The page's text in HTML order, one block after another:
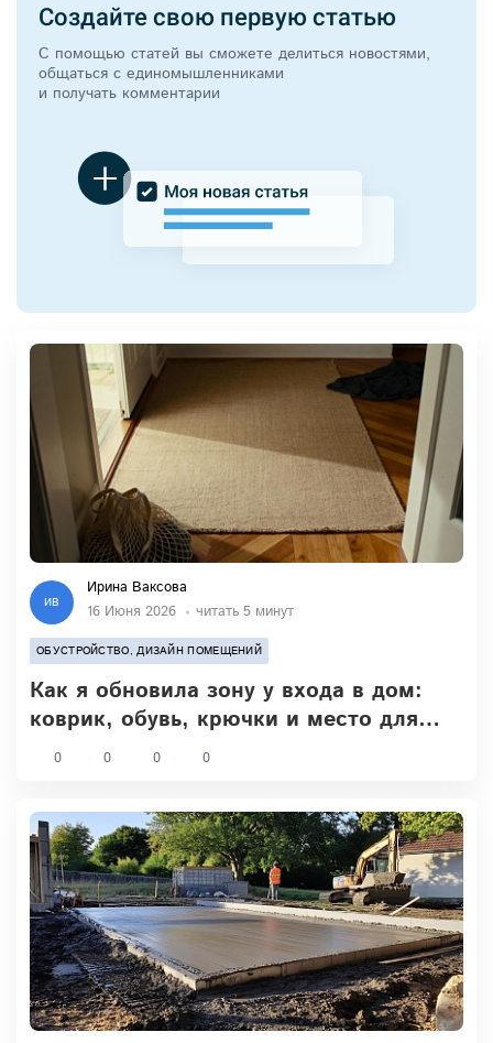
Создайте свою первую статью
С помощью статей вы сможете делиться новостями,
общаться с единомышленниками
и получать комментарии
ИВ
Ирина Ваксова
16 Июня 2026
читать 5 минут
ОБУСТРОЙСТВО, ДИЗАЙН ПОМЕЩЕНИЙ
Как я обновила зону у входа в дом:
коврик, обувь, крючки и место для
садовых мелочей
0 0 0
0